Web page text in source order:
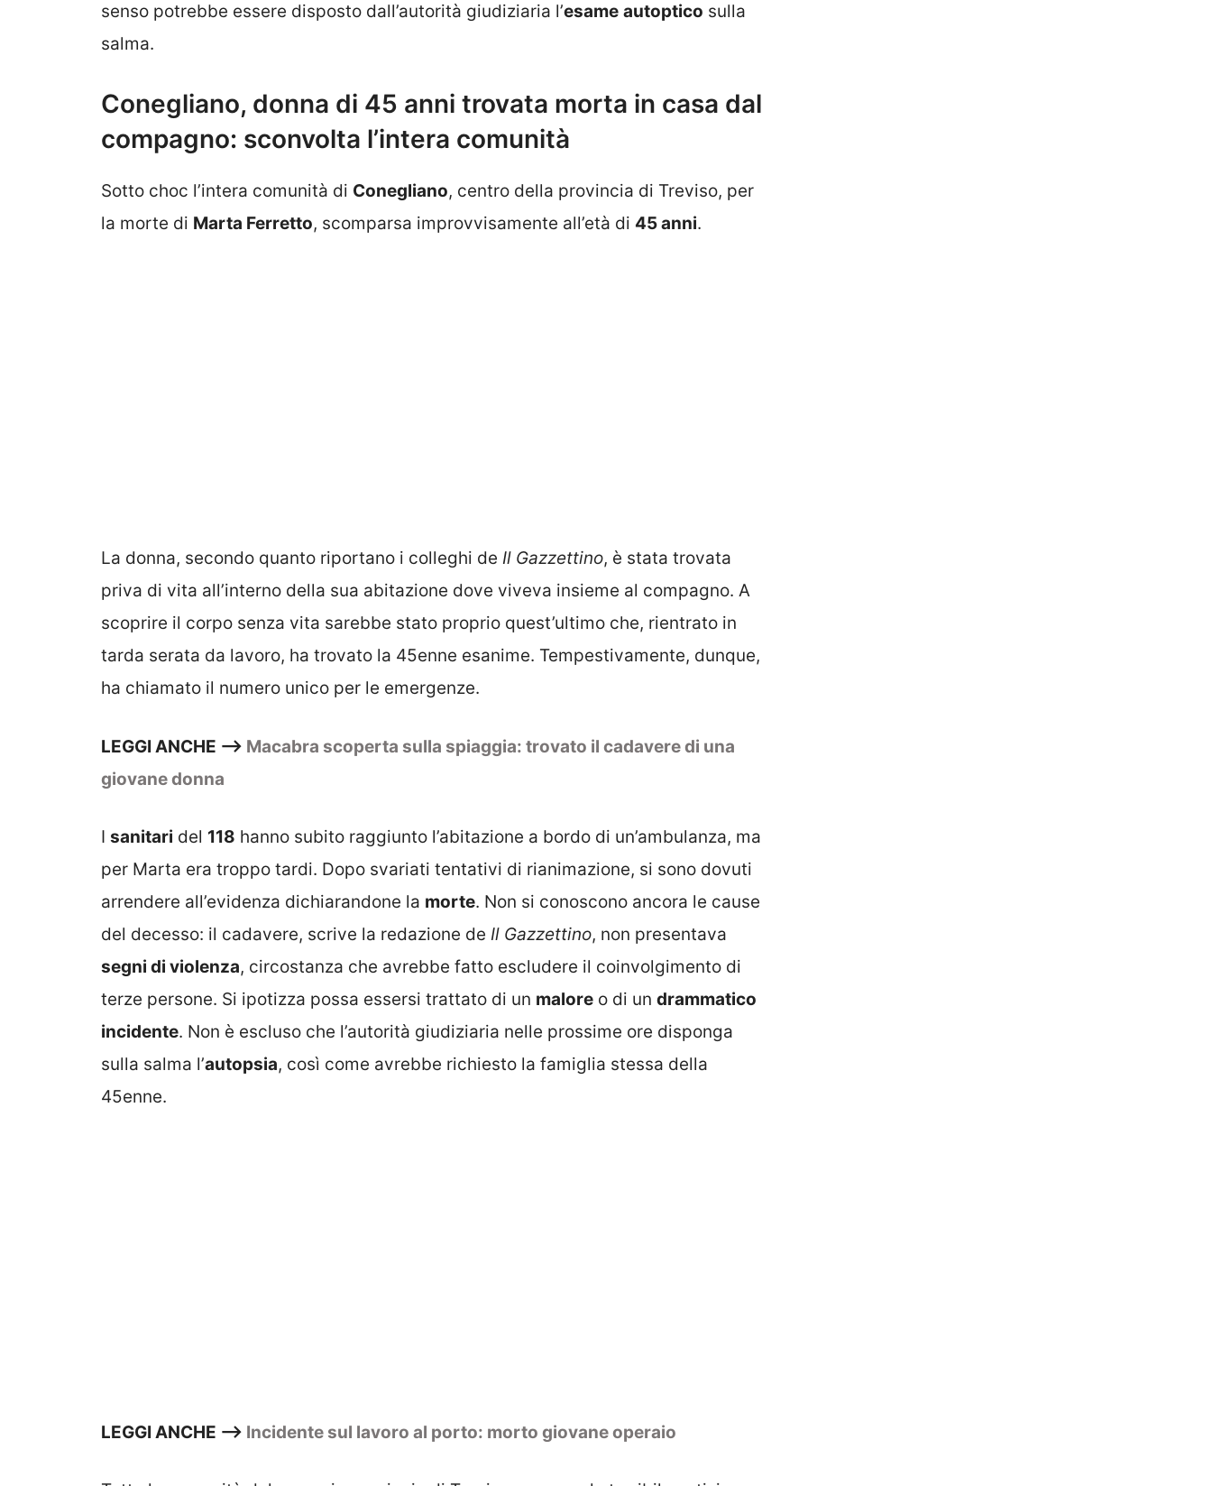
senso potrebbe essere disposto dall’autorità giudiziaria l’esame autoptico sulla
salma.
Conegliano, donna di 45 anni trovata morta in casa dal
compagno: sconvolta l’intera comunità
Sotto choc l’intera comunità di Conegliano, centro della provincia di Treviso, per
la morte di Marta Ferretto, scomparsa improvvisamente all’età di 45 anni.
La donna, secondo quanto riportano i colleghi de Il Gazzettino, è stata trovata
priva di vita all’interno della sua abitazione dove viveva insieme al compagno. A
scoprire il corpo senza vita sarebbe stato proprio quest’ultimo che, rientrato in
tarda serata da lavoro, ha trovato la 45enne esanime. Tempestivamente, dunque,
ha chiamato il numero unico per le emergenze.
LEGGI ANCHE —> Macabra scoperta sulla spiaggia: trovato il cadavere di una
giovane donna
I sanitari del 118 hanno subito raggiunto l’abitazione a bordo di un’ambulanza, ma
per Marta era troppo tardi. Dopo svariati tentativi di rianimazione, si sono dovuti
arrendere all’evidenza dichiarandone la morte. Non si conoscono ancora le cause
del decesso: il cadavere, scrive la redazione de Il Gazzettino, non presentava
segni di violenza, circostanza che avrebbe fatto escludere il coinvolgimento di
terze persone. Si ipotizza possa essersi trattato di un malore o di un drammatico
incidente. Non è escluso che l’autorità giudiziaria nelle prossime ore disponga
sulla salma l’autopsia, così come avrebbe richiesto la famiglia stessa della
45enne.
LEGGI ANCHE —> Incidente sul lavoro al porto: morto giovane operaio